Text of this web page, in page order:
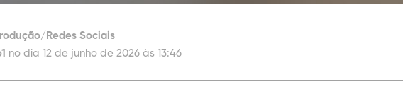
Redes Sociais
no dia 12 de junho de 2026 às 13:46